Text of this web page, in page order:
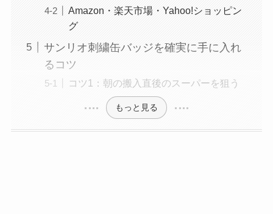
Amazon・楽天市場・Yahoo!ショッピン
グ
サンリオ刺繍缶バッジを確実に手に入れ
るコツ
コツ1：朝の搬入直後のスーパーを狙う
もっと見る